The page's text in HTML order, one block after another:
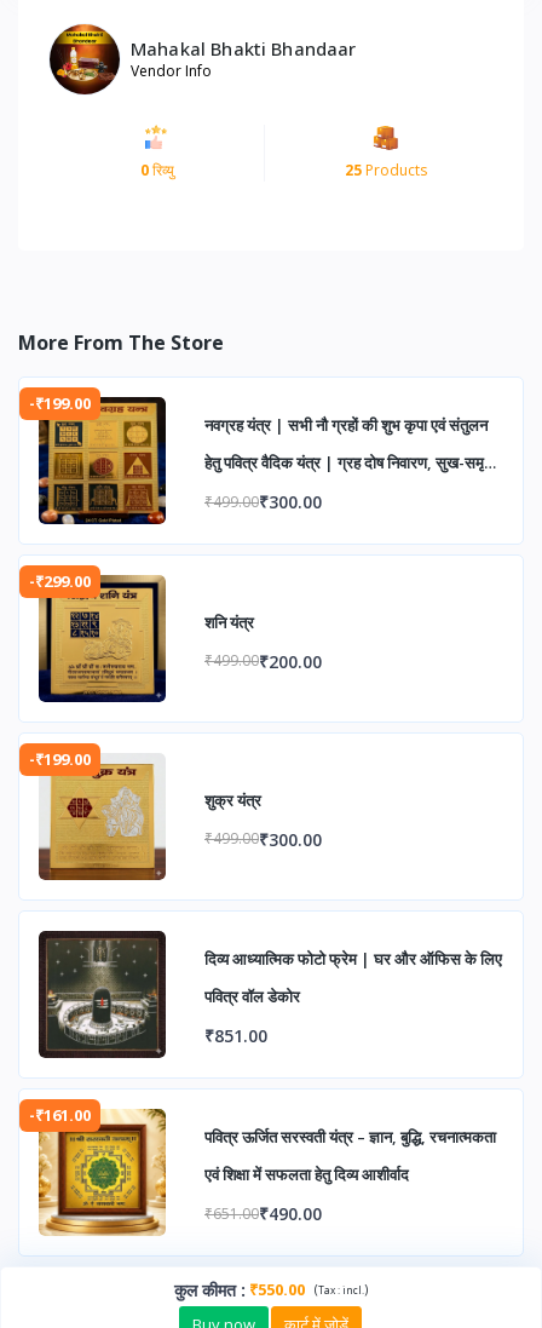
Mahakal Bhakti Bhandaar
Vendor Info
0रिव्यु 25Products
More From The Store
-₹199.00
नवग्रह यंत्र | सभी नौ ग्रहों की शुभ कृपा एवं संतुलन
हेतु पवित्र वैदिक यंत्र | ग्रह दोष निवारण, सुख-समृद्धि
एवं आध्यात्मिक उन्नति के लिए
₹499.00₹300.00
-₹299.00
शनि यंत्र
₹499.00₹200.00
-₹199.00
शुक्र यंत्र
₹499.00₹300.00
दिव्य आध्यात्मिक फोटो फ्रेम | घर और ऑफिस के लिए
पवित्र वॉल डेकोर
₹851.00
-₹161.00
पवित्र ऊर्जित सरस्वती यंत्र – ज्ञान, बुद्धि, रचनात्मकता
एवं शिक्षा में सफलता हेतु दिव्य आशीर्वाद
₹651.00₹490.00
कुल कीमत: ₹550.00 (Tax :incl. )